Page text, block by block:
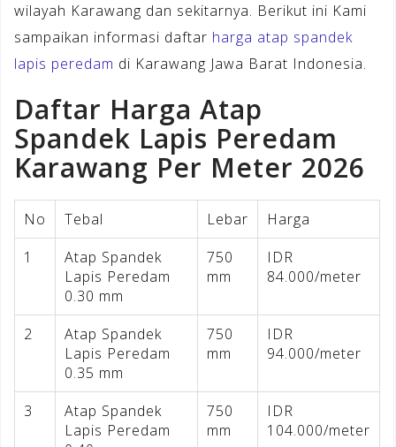
wilayah Karawang dan sekitarnya. Berikut ini Kami
sampaikan informasi daftar harga atap spandek
lapis peredam di Karawang Jawa Barat Indonesia.
Daftar Harga Atap
Spandek Lapis Peredam
Karawang Per Meter 2026
No Tebal Lebar
Harga
1
Atap Spandek
Lapis Peredam
0.30 mm
750
mm
IDR
84.000/meter
2
Atap Spandek
Lapis Peredam
0.35 mm
750
mm
IDR
94.000/meter
3
Atap Spandek
Lapis Peredam
750
mm
IDR
104.000/meter